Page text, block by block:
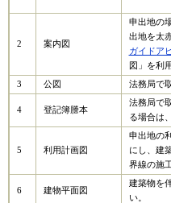
2 案内図
申出地の
出地を太
ガイドア
図」を利
3 公図 法務局で
4 登記簿謄本
法務局で
る場合は
5 利用計画図
申出地の
にし、建
界線の施
6 建物平面図
建築物を
い。